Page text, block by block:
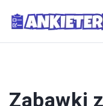
Zabawki